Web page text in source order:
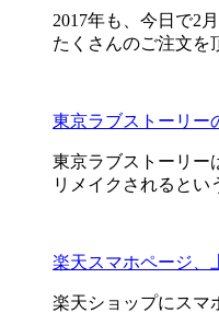
2017年も、今日で2
たくさんのご注文
東京ラブストーリー
東京ラブストーリー
リメイクされると
楽天スマホページ、
楽天ショップにスマ